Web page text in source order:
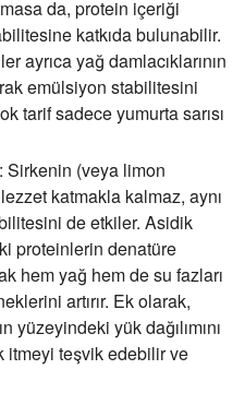
da, protein içeriği
katkıda bulunabilir.
ayrıca yağ damlacıklarının
emülsiyon stabilitesini
tarif sadece yumurta sarısı
Sirkenin (veya limon
katmakla kalmaz, aynı
de etkiler. Asidik
proteinlerin denatüre
hem yağ hem de su fazları
artırır. Ek olarak,
yüzeyindeki yük dağılımını
itmeyi teşvik edebilir ve